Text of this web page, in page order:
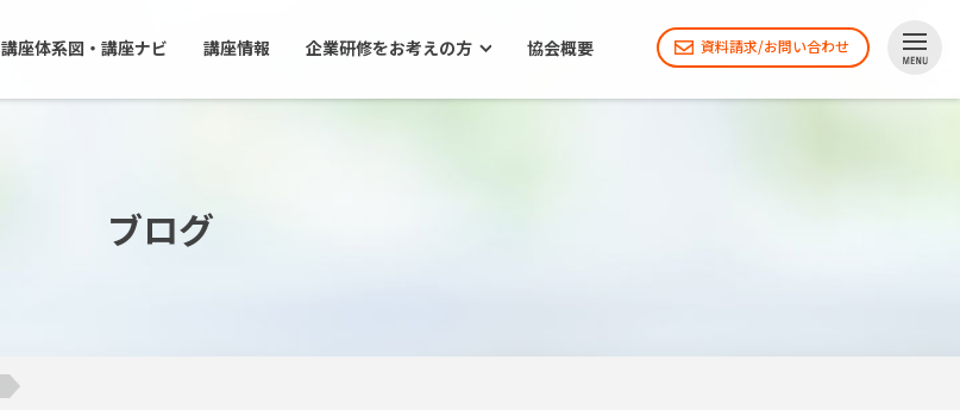
講座体系図・講座ナビ 講座情報 企業研修をお考えの方 協会概要 資料請求/お問い合わせ
ブログ